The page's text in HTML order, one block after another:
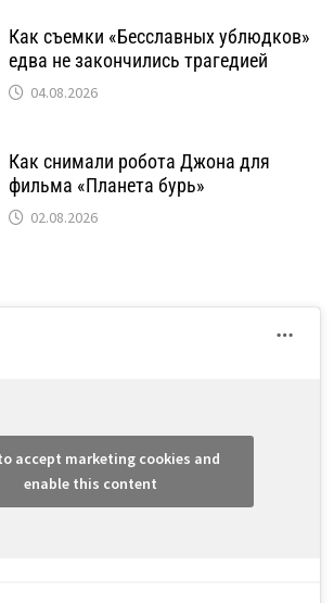
Как съемки «Бесславных ублюдков»
едва не закончились трагедией
04.08.2026
Как снимали робота Джона для
фильма «Планета бурь»
02.08.2026
accept marketing cookies and
enable this content